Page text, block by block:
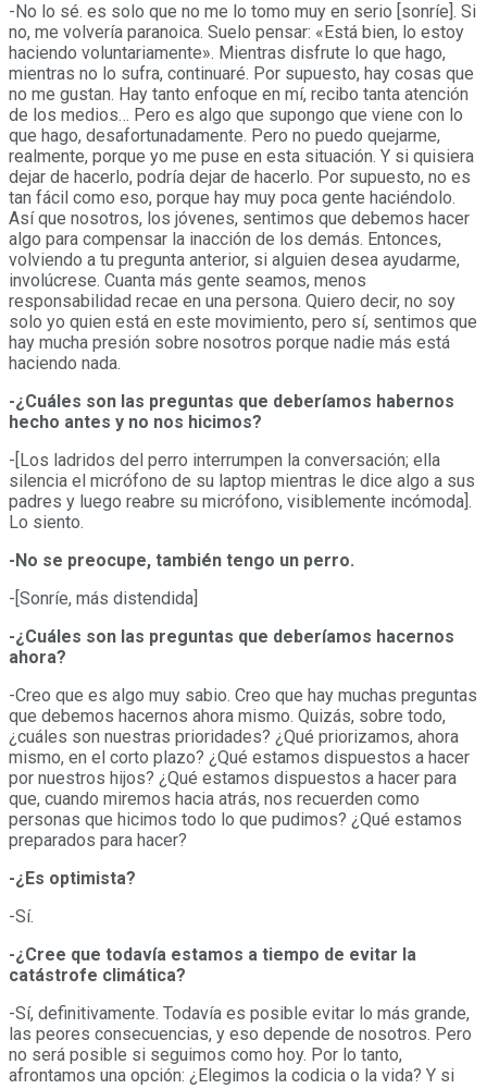
-No lo sé. es solo que no me lo tomo muy en serio [sonríe]. Si
no, me volvería paranoica. Suelo pensar: «Está bien, lo estoy
haciendo voluntariamente». Mientras disfrute lo que hago,
mientras no lo sufra, continuaré. Por supuesto, hay cosas que
no me gustan. Hay tanto enfoque en mí, recibo tanta atención
de los medios… Pero es algo que supongo que viene con lo
que hago, desafortunadamente. Pero no puedo quejarme,
realmente, porque yo me puse en esta situación. Y si quisiera
dejar de hacerlo, podría dejar de hacerlo. Por supuesto, no es
tan fácil como eso, porque hay muy poca gente haciéndolo.
Así que nosotros, los jóvenes, sentimos que debemos hacer
algo para compensar la inacción de los demás. Entonces,
volviendo a tu pregunta anterior, si alguien desea ayudarme,
involúcrese. Cuanta más gente seamos, menos
responsabilidad recae en una persona. Quiero decir, no soy
solo yo quien está en este movimiento, pero sí, sentimos que
hay mucha presión sobre nosotros porque nadie más está
haciendo nada.
-¿Cuáles son las preguntas que deberíamos habernos
hecho antes y no nos hicimos?
-[Los ladridos del perro interrumpen la conversación; ella
silencia el micrófono de su laptop mientras le dice algo a sus
padres y luego reabre su micrófono, visiblemente incómoda].
Lo siento.
-No se preocupe, también tengo un perro.
-[Sonríe, más distendida]
-¿Cuáles son las preguntas que deberíamos hacernos
ahora?
-Creo que es algo muy sabio. Creo que hay muchas preguntas
que debemos hacernos ahora mismo. Quizás, sobre todo,
¿cuáles son nuestras prioridades? ¿Qué priorizamos, ahora
mismo, en el corto plazo? ¿Qué estamos dispuestos a hacer
por nuestros hijos? ¿Qué estamos dispuestos a hacer para
que, cuando miremos hacia atrás, nos recuerden como
personas que hicimos todo lo que pudimos? ¿Qué estamos
preparados para hacer?
-¿Es optimista?
-Sí.
-¿Cree que todavía estamos a tiempo de evitar la
catástrofe climática?
-Sí, definitivamente. Todavía es posible evitar lo más grande,
las peores consecuencias, y eso depende de nosotros. Pero
no será posible si seguimos como hoy. Por lo tanto,
afrontamos una opción: ¿Elegimos la codicia o la vida? Y si